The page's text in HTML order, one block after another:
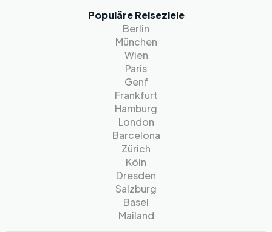
Populäre Reiseziele
Berlin
München
Wien
Paris
Genf
Frankfurt
Hamburg
London
Barcelona
Zürich
Köln
Dresden
Salzburg
Basel
Mailand